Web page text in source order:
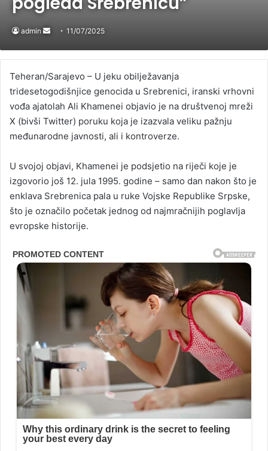
admin
Send
email
11/07/2025
Teheran/Sarajevo – U jeku obilježavanja
tridesetogodišnjice genocida u Srebrenici, iranski vrhovni
vođa ajatolah Ali Khamenei objavio je na društvenoj mreži
X (bivši Twitter) poruku koja je izazvala veliku pažnju
međunarodne javnosti, ali i kontroverze.
U svojoj objavi, Khamenei je podsjetio na riječi koje je
izgovorio još 12. jula 1995. godine – samo dan nakon što je
enklava Srebrenica pala u ruke Vojske Republike Srpske,
što je označilo početak jednog od najmračnijih poglavlja
evropske historije.